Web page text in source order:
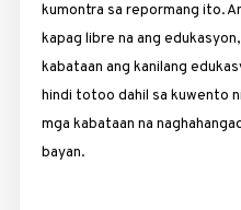
kumontra sa repormang ito.
kapag libre na ang
kabataan ang kanilang
hindi totoo dahil sa kuwento
mga kabataan na
bayan.